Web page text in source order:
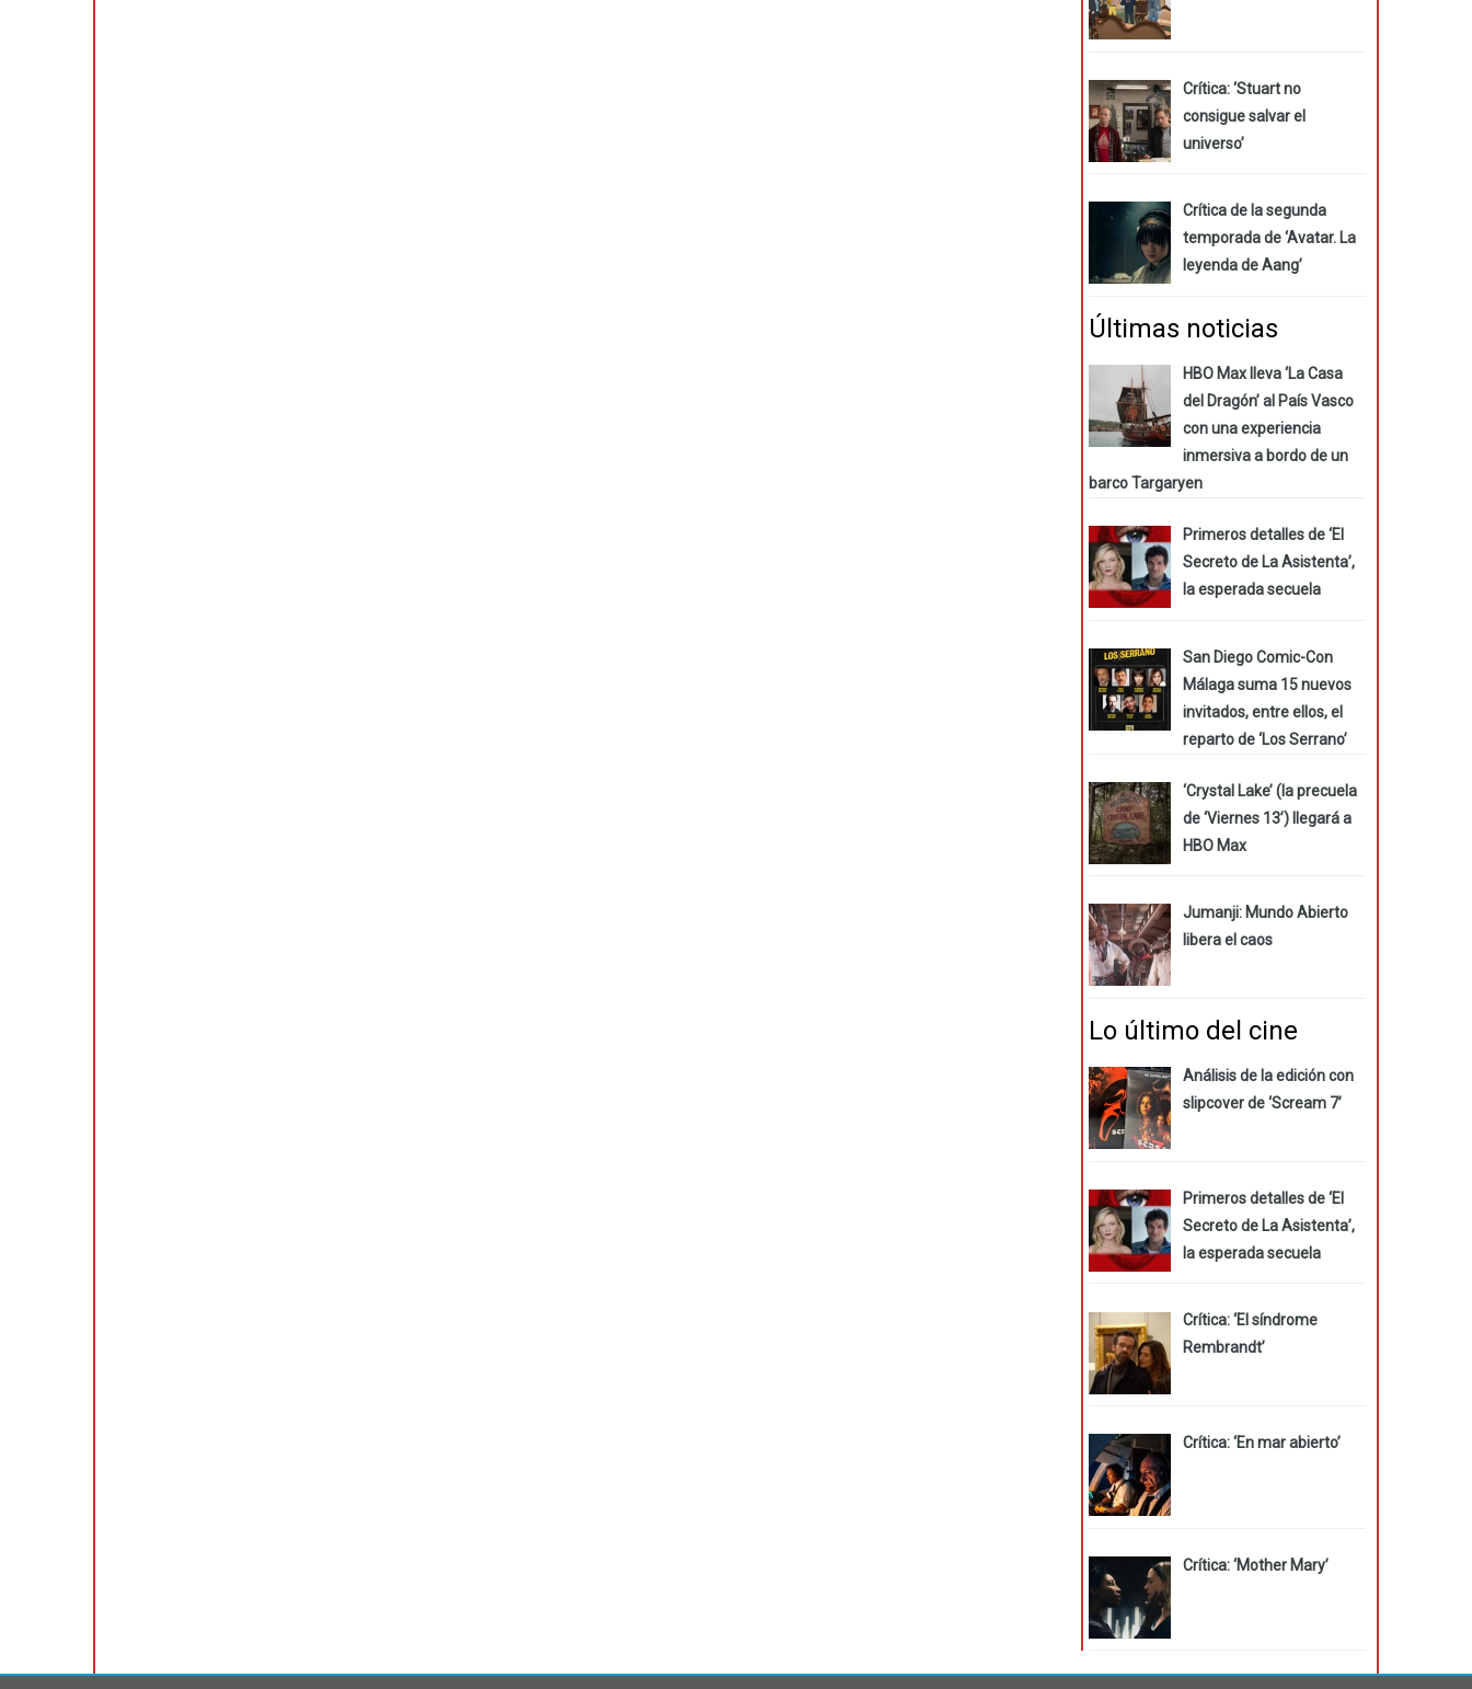
Crítica: ‘Stuart no
consigue salvar el
universo’
Crítica de la segunda
temporada de ‘Avatar. La
leyenda de Aang’
Últimas noticias
HBO Max lleva ‘La Casa
del Dragón’ al País Vasco
con una experiencia
inmersiva a bordo de un
barco Targaryen
Primeros detalles de ‘El
Secreto de La Asistenta’,
la esperada secuela
San Diego Comic-Con
Málaga suma 15 nuevos
invitados, entre ellos, el
reparto de ‘Los Serrano’
‘Crystal Lake’ (la precuela
de ‘Viernes 13’) llegará a
HBO Max
Jumanji: Mundo Abierto
libera el caos
Lo último del cine
Análisis de la edición con
slipcover de ‘Scream 7’
Primeros detalles de ‘El
Secreto de La Asistenta’,
la esperada secuela
Crítica: ‘El síndrome
Rembrandt’
Crítica: ‘En mar abierto’
Crítica: ‘Mother Mary’